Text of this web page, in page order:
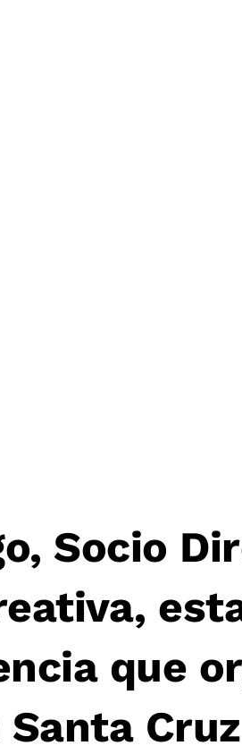
Socio
que
Santa